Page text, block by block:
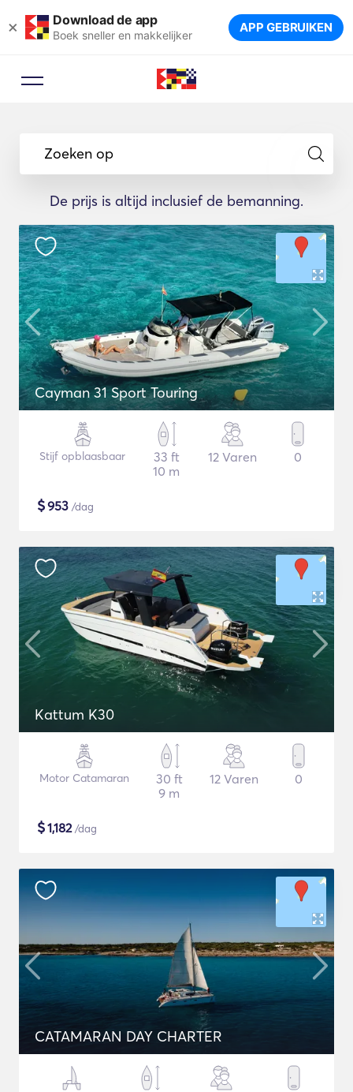
× Download de app
Boek sneller en makkelijker APP GEBRUIKEN
Zoeken op
De prijs is altijd inclusief de bemanning.
Cayman 31 Sport Touring
Stijf opblaasbaar
33 ft
10 m
12 Varen 0
$953 /dag
Kattum K30
Motor Catamaran
30 ft
9 m
12 Varen 0
$1,182/dag
CATAMARAN DAY CHARTER